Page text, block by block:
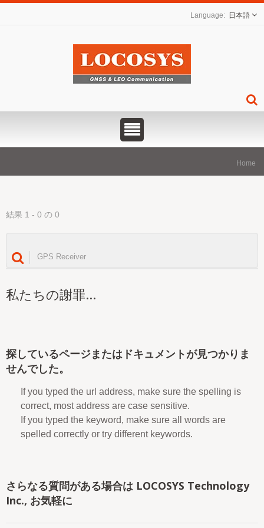
日本語
Home
結果 1 - 0 の 0
私たちの謝罪...
探しているページまたはドキュメントが見つかりま
せんでした。
If you typed the url address, make sure the spelling is
correct, most address are case sensitive.
If you typed the keyword, make sure all words are
spelled correctly or try different keywords.
さらなる質問がある場合は LOCOSYS Technology
Inc., お気軽に